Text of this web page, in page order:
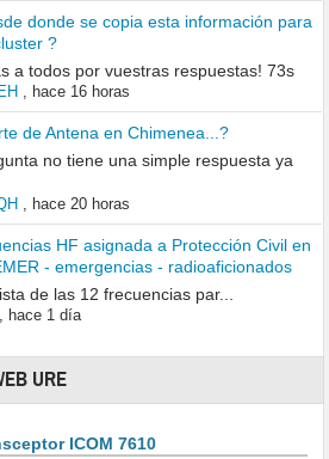
donde se copia esta información para
?
a todos por vuestras respuestas! 73s
, hace 16 horas
de Antena en Chimenea...?
no tiene una simple respuesta ya
, hace 20 horas
HF asignada a Protección Civil en
- emergencias - radioaficionados
de las 12 frecuencias par...
hace 1 día
URE
ICOM 7610